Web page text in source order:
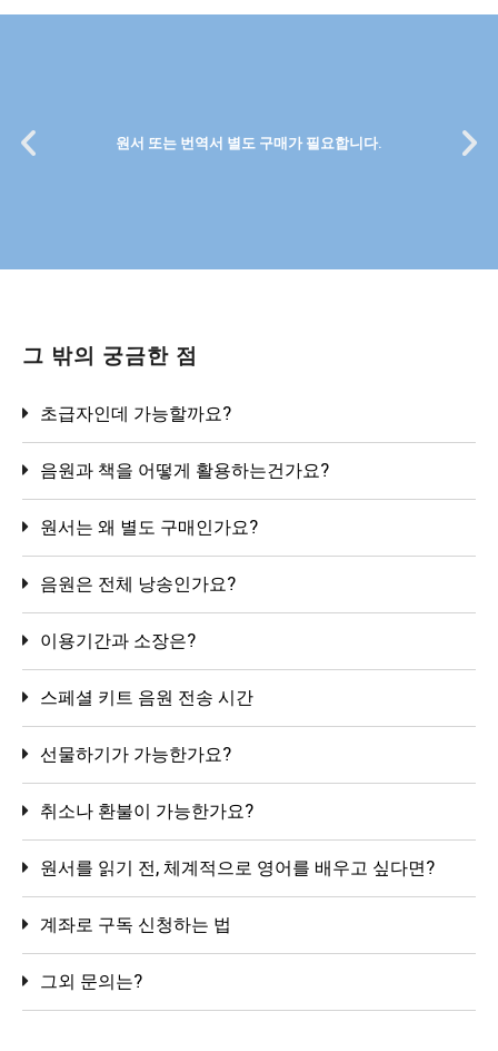
원서 또는 번역서 별도 구매가 필요합니다.
그 밖의 궁금한 점
초급자인데 가능할까요?
음원과 책을 어떻게 활용하는건가요?
원서는 왜 별도 구매인가요?
음원은 전체 낭송인가요?
이용기간과 소장은?
스페셜 키트 음원 전송 시간
선물하기가 가능한가요?
취소나 환불이 가능한가요?
원서를 읽기 전, 체계적으로 영어를 배우고 싶다면?
계좌로 구독 신청하는 법
그외 문의는?